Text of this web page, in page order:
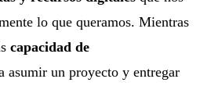
lo que queramos. Mientras
capacidad de
asumir un proyecto y entregar